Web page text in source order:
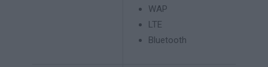
WAP
LTE
Bluetooth